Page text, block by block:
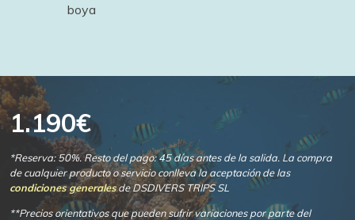
boya
1.190€
*Reserva: 50%. Resto del pago: 45 días antes de la salida. La compra
de cualquier producto o servicio conlleva la aceptación de las
condiciones generalesde DSDIVERS TRIPS SL
**Precios orientativos que pueden sufrir variaciones por parte del